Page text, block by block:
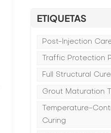
ETIQUETAS
Post-Injection
Traffic Protection
Full Structural Cure
Grout Maturation
Temperature-
Curing